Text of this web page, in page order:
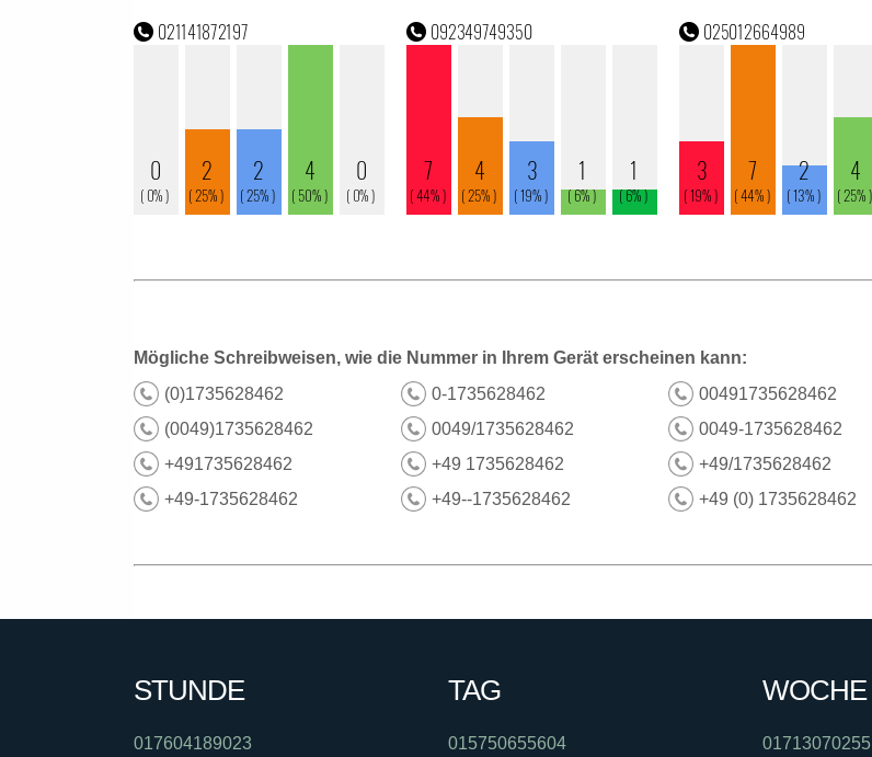
Mögliche Schreibweisen, wie die Nummer in Ihrem Gerät erscheinen kann:
(0)1735628462
0-1735628462
00491735628462
(0049)1735628462
0049/1735628462
0049-1735628462
+491735628462
+49 1735628462
+49/1735628462
+49-1735628462
+49--1735628462 +49 (0) 1735628462
STUNDE
017604189023
TAG
015750655604
WOCHE
01713070255